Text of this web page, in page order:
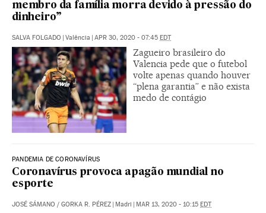
membro da família morra devido à pressão do
dinheiro”
SALVA FOLGADO Valência APR 30, 2020 - 07:45 EDT
Zagueiro brasileiro do
Valencia pede que o futebol
volte apenas quando houver
“plena garantia” e não exista
medo de contágio
PANDEMIA DE CORONAVÍRUS
Coronavírus provoca apagão mundial no
esporte
JOSÉ SÁMANO / GORKA R. PÉREZ Madri MAR 13, 2020 - 10:15 EDT